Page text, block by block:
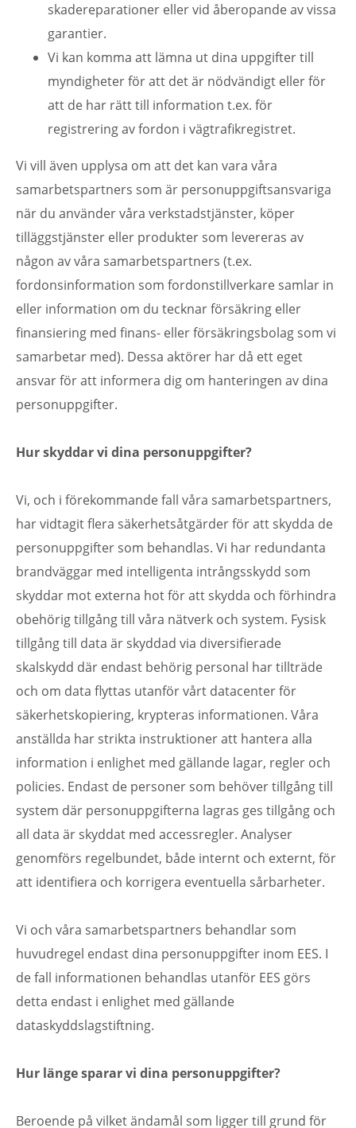
skadereparationer eller vid åberopande av vissa
garantier.
Vi kan komma att lämna ut dina uppgifter till
myndigheter för att det är nödvändigt eller för
att de har rätt till information t.ex. för
registrering av fordon i vägtrafikregistret.
Vi vill även upplysa om att det kan vara våra
samarbetspartners som är personuppgiftsansvariga
när du använder våra verkstadstjänster, köper
tilläggstjänster eller produkter som levereras av
någon av våra samarbetspartners (t.ex.
fordonsinformation som fordonstillverkare samlar in
eller information om du tecknar försäkring eller
finansiering med finans- eller försäkringsbolag som vi
samarbetar med). Dessa aktörer har då ett eget
ansvar för att informera dig om hanteringen av dina
personuppgifter.
Hur skyddar vi dina personuppgifter?
Vi, och i förekommande fall våra samarbetspartners,
har vidtagit flera säkerhetsåtgärder för att skydda de
personuppgifter som behandlas. Vi har redundanta
brandväggar med intelligenta intrångsskydd som
skyddar mot externa hot för att skydda och förhindra
obehörig tillgång till våra nätverk och system. Fysisk
tillgång till data är skyddad via diversifierade
skalskydd där endast behörig personal har tillträde
och om data flyttas utanför vårt datacenter för
säkerhetskopiering, krypteras informationen. Våra
anställda har strikta instruktioner att hantera alla
information i enlighet med gällande lagar, regler och
policies. Endast de personer som behöver tillgång till
system där personuppgifterna lagras ges tillgång och
all data är skyddat med accessregler. Analyser
genomförs regelbundet, både internt och externt, för
att identifiera och korrigera eventuella sårbarheter.
Vi och våra samarbetspartners behandlar som
huvudregel endast dina personuppgifter inom EES. I
de fall informationen behandlas utanför EES görs
detta endast i enlighet med gällande
dataskyddslagstiftning.
Hur länge sparar vi dina personuppgifter?
Beroende på vilket ändamål som ligger till grund för